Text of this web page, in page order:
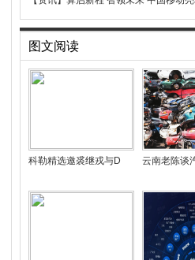
图文阅读
科勒精选邀裘继戎与D 云南老陈谈